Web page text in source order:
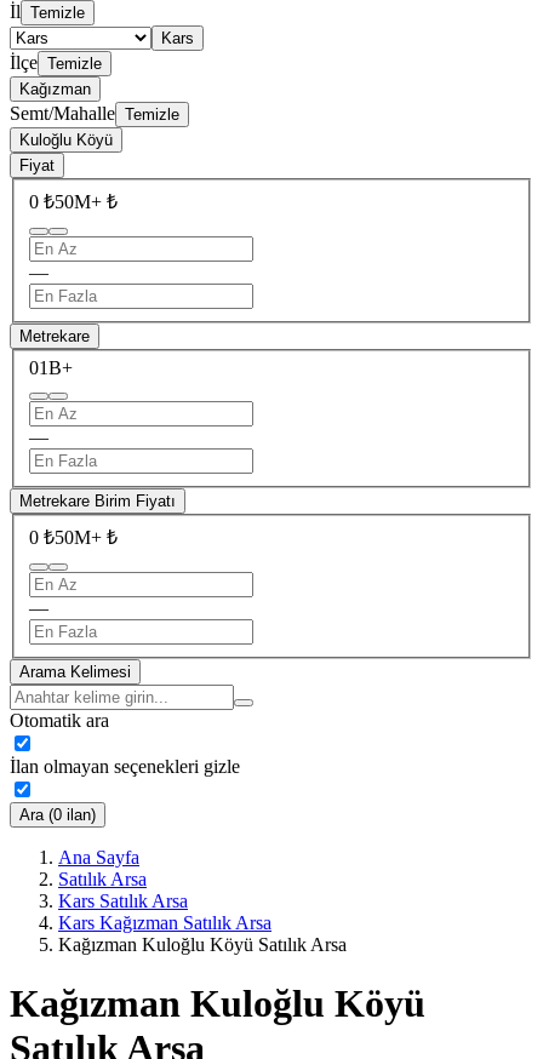
İl Temizle
Kars
İlçe Temizle
Kağızman
Semt/Mahalle Temizle
Kuloğlu Köyü
Fiyat
0 ₺50M+ ₺
—
Metrekare
01B+
—
Metrekare Birim Fiyatı
0 ₺50M+ ₺
—
Arama Kelimesi
Otomatik ara
İlan olmayan seçenekleri gizle
Ara (0 ilan)
Ana Sayfa
Satılık Arsa
Kars Satılık Arsa
Kars Kağızman Satılık Arsa
Kağızman Kuloğlu Köyü Satılık Arsa
Kağızman Kuloğlu Köyü
Satılık Arsa